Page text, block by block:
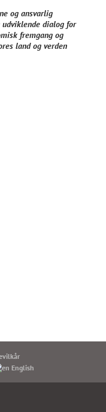
og ansvarlig
dialog for
fremgang og
land og verden
English